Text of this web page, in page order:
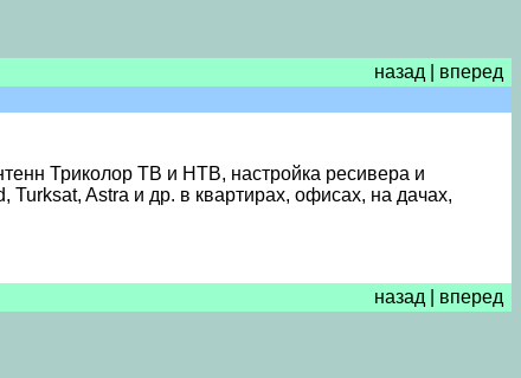
назад
вперед
Триколор ТВ и НТВ, настройка ресивера и
Astra и др. в квартирах, офисах, на дачах,
назад вперед